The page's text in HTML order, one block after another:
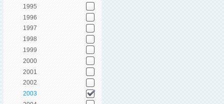
1995
1996
1997
1998
1999
2000
2001
2002
2003